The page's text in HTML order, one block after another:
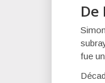
fue